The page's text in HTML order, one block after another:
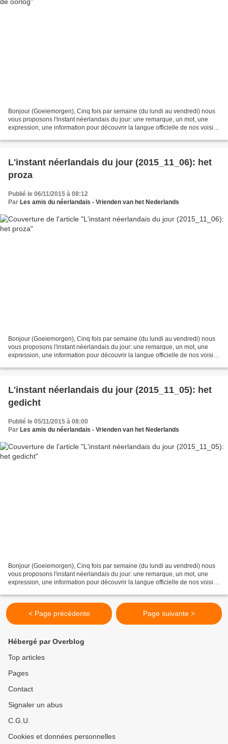
Bonjour (Goeiemorgen), Cinq fois par semaine (du lundi au vendredi) nous
vous proposons l'instant néerlandais du jour: une remarque, un mot, une
expression, une information pour découvrir la langue officielle de nos voisins
L'instant néerlandais du jour (2015_11_06): het
proza
Publié le 06/11/2015 à 08:12
Par Les amis du néerlandais - Vrienden van het Nederlands
Bonjour (Goeiemorgen), Cinq fois par semaine (du lundi au vendredi) nous
vous proposons l'instant néerlandais du jour: une remarque, un mot, une
expression, une information pour découvrir la langue officielle de nos voisins
L'instant néerlandais du jour (2015_11_05): het
gedicht
Publié le 05/11/2015 à 08:00
Par Les amis du néerlandais - Vrienden van het Nederlands
Bonjour (Goeiemorgen), Cinq fois par semaine (du lundi au vendredi) nous
vous proposons l'instant néerlandais du jour: une remarque, un mot, une
expression, une information pour découvrir la langue officielle de nos voisins
< Page précédente Page suivante >
Hébergé par Overblog
Top articles
Pages
Contact
Signaler un abus
C.G.U.
Cookies et données personnelles